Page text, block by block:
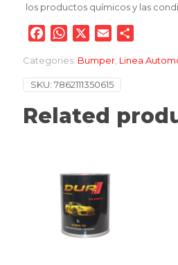
los productos químicos y las
Facebook
WhatsAppEmail
Categories: Bumper Linea
SKU: 7862111350615
Related